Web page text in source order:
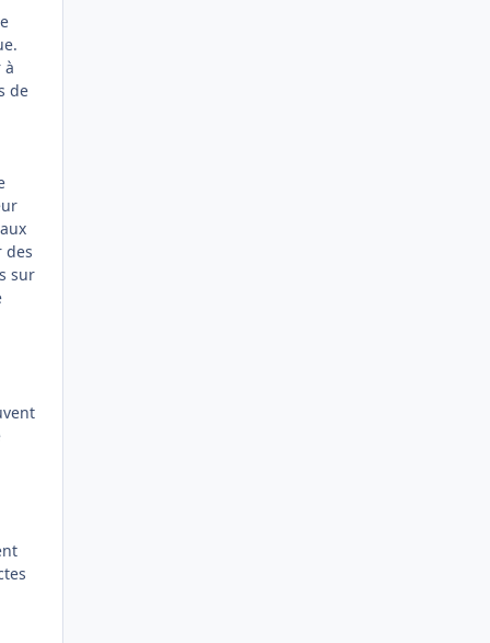
à
de
des
sur